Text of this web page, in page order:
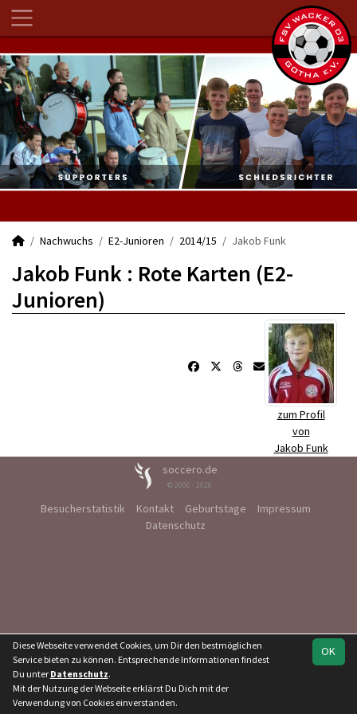
Nachwuchs E2-Junioren 2014/15 Jakob Funk
Jakob Funk : Rote Karten (E2-
Junioren)
zum Profil
von
Jakob Funk
soccero.de
© 2006 - 2026
Besucherstatistik Kontakt Geburtstage
Impressum
Datenschutz
OK
Diese Webseite verwendet Cookies, um Dir den bestmöglichen
Service bieten zu können. Entsprechende Informationen findest
Du unter Datenschutz.
Mit der Nutzung der Webseite erklärst Du Dich mit der
Verwendung von Cookies einverstanden.